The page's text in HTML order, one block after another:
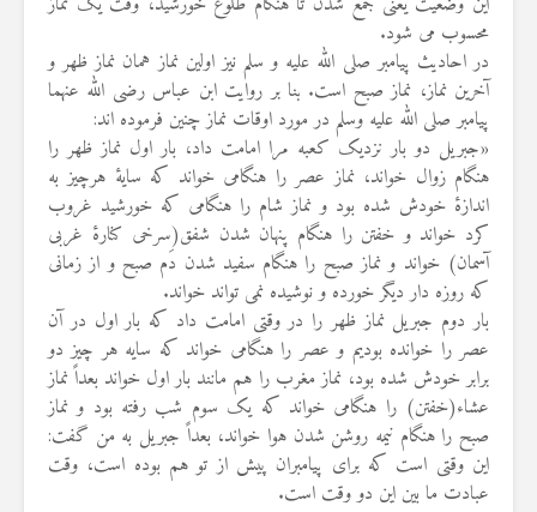
محسوب می شود.
در احادیث پیامبر صلی الله علیه و سلم نیز اولین نماز همان نماز ظهر و
آخرین نماز، نماز صبح است. بنا بر روایت ابن عباس رضی الله عنهما
پیامبر صلی الله علیه وسلم در مورد اوقات نماز چنین فرموده اند:
«جبریل دو بار نزدیک کعبه مرا امامت داد، بار اول نماز ظهر را
هنگام زوال خواند، نماز عصر را هنگامی خواند که سایهٔ هرچیز به
اندازهٔ خودش شده بود و نماز شام را هنگامی که خورشید غروب
کرد خواند و خفتن را هنگام پنهان شدن شفق(سرخی کنارهٔ غربی
آسمان) خواند و نماز صبح را هنگام سفید شدن دَم صبح و از زمانی
که روزه دار دیگر خورده و نوشیده نمی تواند خواند.
بار دوم جبریل نماز ظهر را در وقتی امامت داد که بار اول در آن
عصر را خوانده بودیم و عصر را هنگامی خواند که سایه هر چیز دو
برابر خودش شده بود، نماز مغرب را هم مانند بار اول خواند بعداً نماز
عشاء(خفتن) را هنگامی خواند که یک سوم شب رفته بود و نماز
صبح را هنگام نیمه روشن شدن هوا خواند، بعداً جبریل به من گفت:
این وقتی است که برای پیامبران پیش از تو هم بوده است، وقت
عبادت ما بین این دو وقت است.